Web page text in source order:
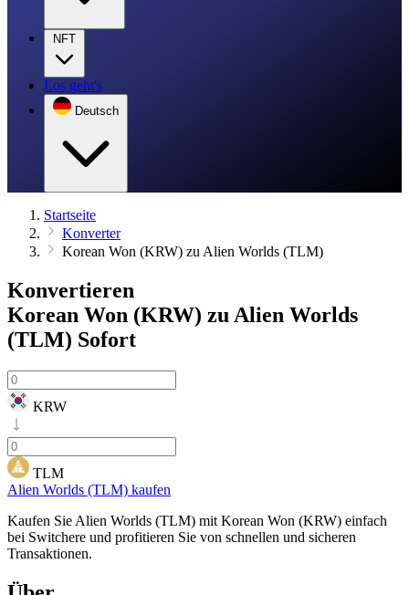
NFT
Los geht's
Deutsch
Startseite
Konverter
Korean Won (KRW) zu Alien Worlds (TLM)
Konvertieren
Korean Won (KRW) zu Alien Worlds
(TLM) Sofort
KRW
TLM
Alien Worlds (TLM) kaufen
Kaufen Sie Alien Worlds (TLM) mit Korean Won (KRW) einfach
bei Switchere und profitieren Sie von schnellen und sicheren
Transaktionen.